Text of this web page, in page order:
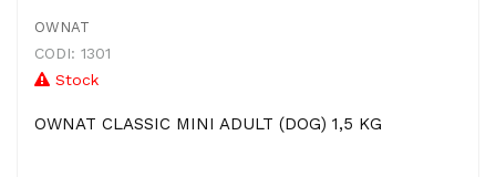
OWNAT
CODI: 1301
Stock
OWNAT CLASSIC MINI ADULT (DOG) 1,5 KG